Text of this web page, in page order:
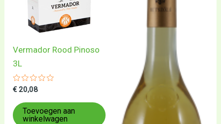
Vermador Rood Pinoso
3L
Gewaardeerd
uit
5
€ 20,08
Toevoegen aan
winkelwagen